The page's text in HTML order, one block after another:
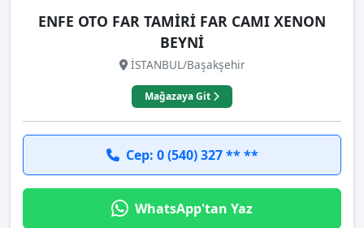
ENFE OTO FAR TAMİRİ FAR CAMI XENON
BEYNİ
İSTANBUL/Başakşehir
Mağazaya Git
Cep: 0 (540) 327 ** **
WhatsApp'tan Yaz